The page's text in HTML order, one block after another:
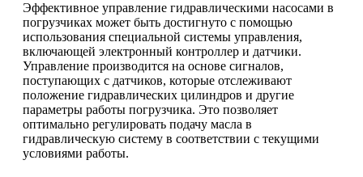
Эффективное управление гидравлическими насосами в
погрузчиках может быть достигнуто с помощью
использования специальной системы управления,
включающей электронный контроллер и датчики.
Управление производится на основе сигналов,
поступающих с датчиков, которые отслеживают
положение гидравлических цилиндров и другие
параметры работы погрузчика. Это позволяет
оптимально регулировать подачу масла в
гидравлическую систему в соответствии с текущими
условиями работы.